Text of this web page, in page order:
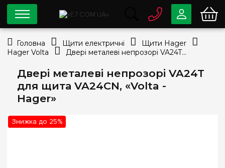
Двері металеві непрозорі VA24T
для щита VA24CN, «Volta -
Hager»
Знижка до 25%
0 800 33-63-07
Безкоштовно
info@e7.com.ua
044334-79-78
Viber Telegram
Головна Щити електричні
Щити Hager
Hager Volta
Двері металеві непрозорі VA24T для щита VA24CN, «Volta - Hager»